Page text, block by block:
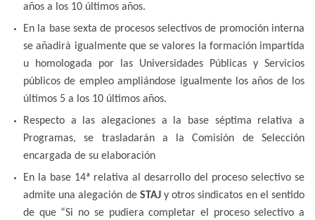
años a los 10 últimos años.
En la base sexta de procesos selectivos de promoción interna
se añadirá igualmente que se valores la formación impartida
u homologada por las Universidades Públicas y Servicios
públicos de empleo ampliándose igualmente los años de los
últimos 5 a los 10 últimos años.
Respecto a las alegaciones a la base séptima relativa a
Programas, se trasladarán a la Comisión de Selección
encargada de su elaboración
En la base 14ª relativa al desarrollo del proceso selectivo se
admite una alegación de STAJy otros sindicatos en el sentido
de que “Si no se pudiera completar el proceso selectivo a